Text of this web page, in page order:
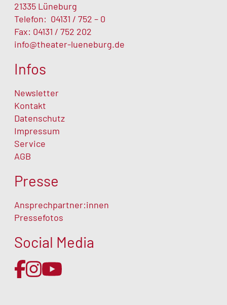
21335 Lüneburg
Telefon: 04131 / 752 – 0
Fax: 04131 / 752 202
info@theater-lueneburg.de
Infos
Newsletter
Kontakt
Datenschutz
Impressum
Service
AGB
Presse
Ansprechpartner:innen
Pressefotos
Social Media